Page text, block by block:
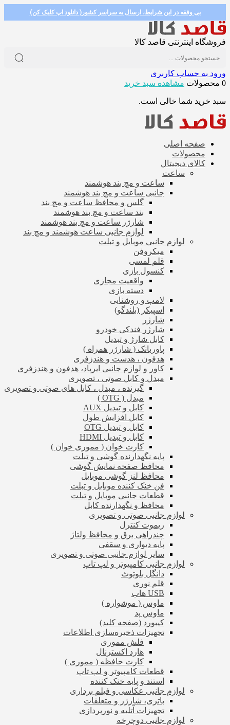
بی وفقه در این شرایط، ارسال به سراسر کشور( دانلود اپ کلیک کن)
فروشگاه اینترنتی قاصد کالا
ورود به حساب کاربری
0 محصولات
مشاهده سبد خرید
سبد خرید شما خالی است.
صفحه اصلی
محصولات
کالای دیجیتال
ساعت
ساعت و مچ بند هوشمند
جانبی ساعت و مچ بند هوشمند
گلس و محافظ ساعت و مچ بند
بند ساعت و مچ بند هوشمند
شارژر ساعت و مچ بند هوشمند
لوازم جانبی ساعت هوشمند و مچ بند
لوازم جانبی موبایل و تبلت
میکروفن
قلم لمسی
کنسول بازی
واقعیت مجازی
دسته بازی
لامپ و روشنایی
اسپیکر (بلندگو)
شارژر
شارژر فندکی خودرو
کابل شارژ و تبدیل
پاوربانک ( شارژر همراه )
هدفون ، هدست و هندزفری
کاور و لوازم جانبی ایرپاد، هدفون و هندزفری
مبدل و کابل صوتی ، تصویری
گیرنده ، مبدل ، کابل های صوتی و تصویری
مبدل ( OTG )
کابل و تبدیل AUX
کابل افزایش طول
کابل و تبدیل OTG
کابل و تبدیل HDMI
کارت خوان ( مموری خوان )
پایه نگهدارنده گوشی و تبلت
محافظ صفحه نمایش گوشی
محافظ لنز گوشی موبایل
فن خنک کننده موبایل و تبلت
قطعات جانبی موبایل و تبلت
محافظ و نگهدارنده کابل
لوازم جانبی صوتی و تصویری
ریموت کنترل
چندراهی برق و محافظ ولتاژ
پایه دیواری و سقفی
سایر لوازم جانبی صوتی و تصویری
لوازم جانبی کامپیوتر و لپ تاپ
دانگل بلوتوث
قلم نوری
USB هاب
ماوس ( موشواره )
ماوس پد
کیبورد (صفحه کلید)
تجهیزات ذخیره‌سازی اطلاعات
فلش مموری
هارد اکسترنال
کارت حافظه ( مموری )
قطعات کامپیوتر و لپ تاپ
استند و پایه خنک کننده
لوازم جانبی عکاسی و فیلم برداری
باتری، شارژر و متعلقات
تجهیزات آتلیه و نورپردازی
لوازم جانبی دوچرخه